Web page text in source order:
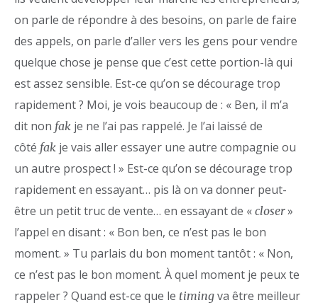
on parle de répondre à des besoins, on parle de faire
des appels, on parle d’aller vers les gens pour vendre
quelque chose je pense que c’est cette portion-là qui
est assez sensible. Est-ce qu’on se décourage trop
rapidement ? Moi, je vois beaucoup de : « Ben, il m’a
dit non fak je ne l’ai pas rappelé. Je l’ai laissé de
côté fak je vais aller essayer une autre compagnie ou
un autre prospect ! » Est-ce qu’on se décourage trop
rapidement en essayant… pis là on va donner peut-
être un petit truc de vente… en essayant de « closer»
l’appel en disant : « Bon ben, ce n’est pas le bon
moment. » Tu parlais du bon moment tantôt : « Non,
ce n’est pas le bon moment. À quel moment je peux te
rappeler ? Quand est-ce que le timing va être meilleur